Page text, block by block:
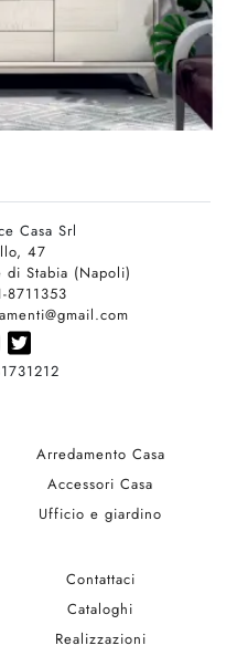
Casa Srl
47
di Stabia (Napoli)
8711353
Arredamento Casa
Accessori Casa
Ufficio e giardino
Contattaci
Cataloghi
Realizzazioni